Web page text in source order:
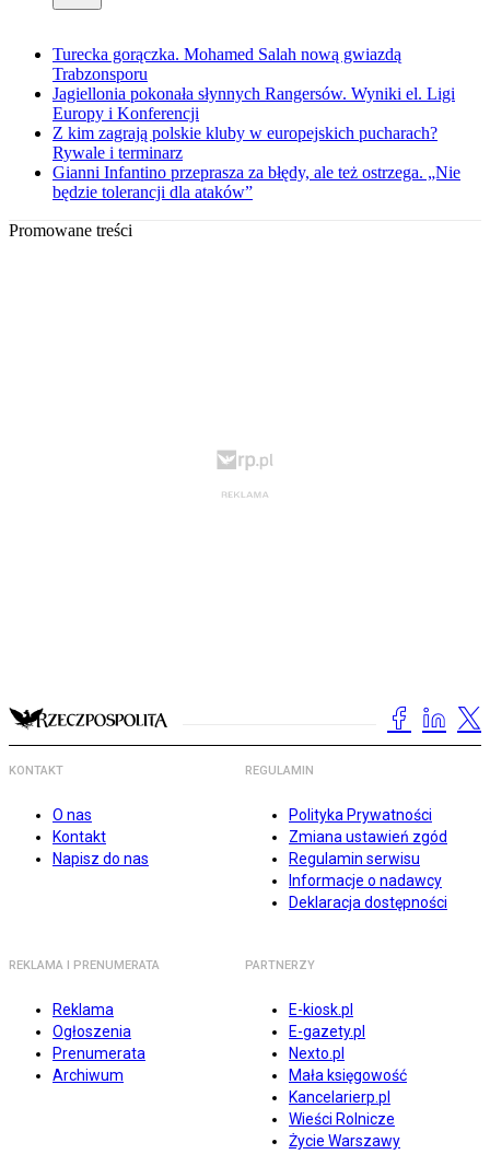
Turecka gorączka. Mohamed Salah nową gwiazdą
Trabzonsporu
Jagiellonia pokonała słynnych Rangersów. Wyniki el. Ligi
Europy i Konferencji
Z kim zagrają polskie kluby w europejskich pucharach?
Rywale i terminarz
Gianni Infantino przeprasza za błędy, ale też ostrzega. „Nie
będzie tolerancji dla ataków”
Promowane treści
KONTAKT
O nas
Kontakt
Napisz do nas
REGULAMIN
Polityka Prywatności
Zmiana ustawień zgód
Regulamin serwisu
Informacje o nadawcy
Deklaracja dostępności
REKLAMA I PRENUMERATA
Reklama
Ogłoszenia
Prenumerata
Archiwum
PARTNERZY
E-kiosk.pl
E-gazety.pl
Nexto.pl
Mała księgowość
Kancelarierp.pl
Wieści Rolnicze
Życie Warszawy